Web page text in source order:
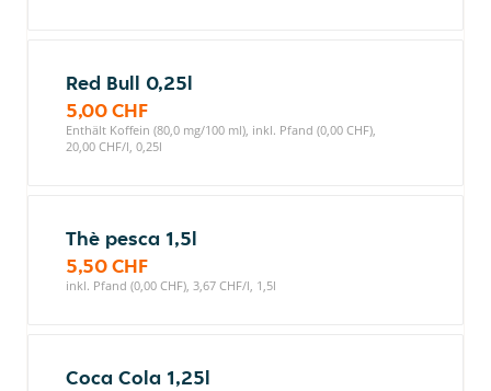
Red Bull 0,25l
5,00 CHF
Enthält Koffein (80,0 mg/100 ml), inkl. Pfand (0,00 CHF),
20,00 CHF/l, 0,25l
Thè pesca 1,5l
5,50 CHF
inkl. Pfand (0,00 CHF), 3,67 CHF/l, 1,5l
Coca Cola 1,25l